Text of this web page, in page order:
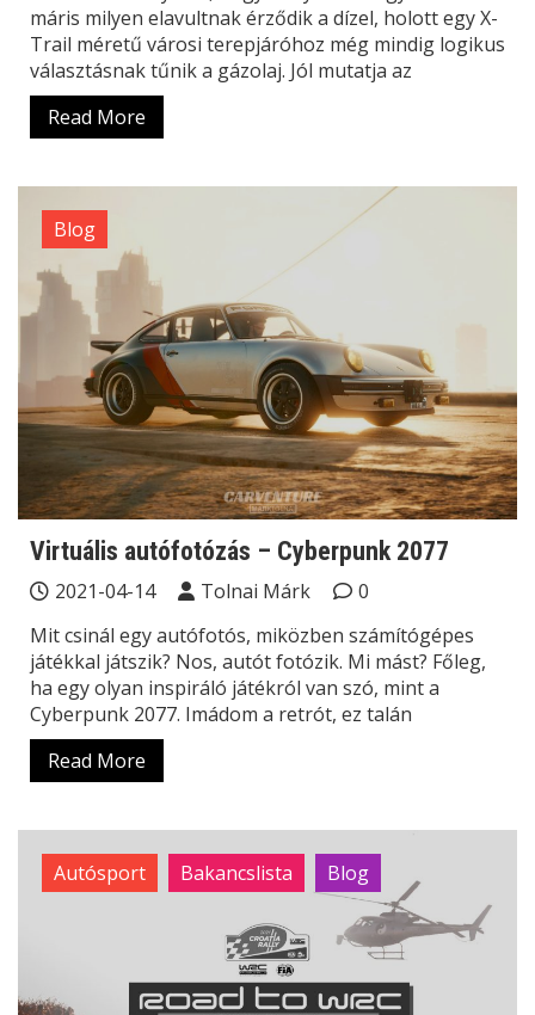
máris milyen elavultnak érződik a dízel, holott egy X-
Trail méretű városi terepjáróhoz még mindig logikus
választásnak tűnik a gázolaj. Jól mutatja az
Read More
Blog
Virtuális autófotózás – Cyberpunk 2077
2021-04-14 Tolnai Márk
0
Mit csinál egy autófotós, miközben számítógépes
játékkal játszik? Nos, autót fotózik. Mi mást? Főleg,
ha egy olyan inspiráló játékról van szó, mint a
Cyberpunk 2077. Imádom a retrót, ez talán
Read More
Autósport Bakancslista Blog